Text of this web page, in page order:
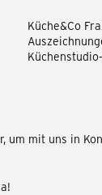
Küche&Co
um mit uns in